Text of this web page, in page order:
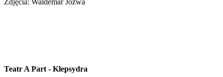
Teatr A Part - Klepsydra